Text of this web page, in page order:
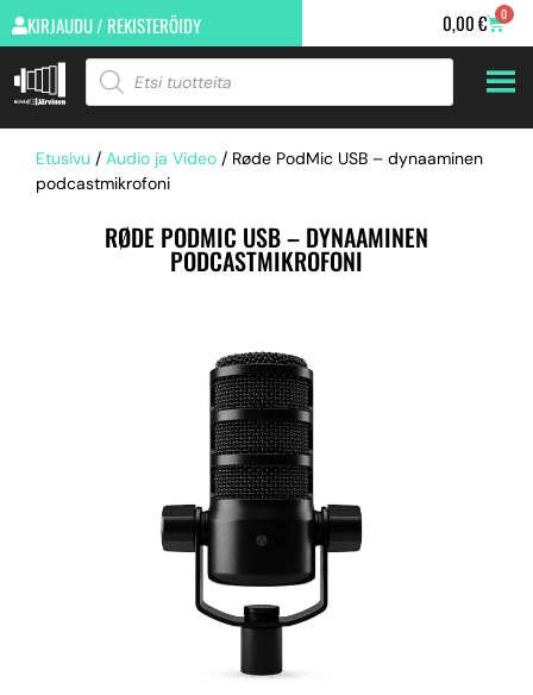
KIRJAUDU / REKISTERÖIDY 0,00€ 0
Etusivu / Audio ja Video / Røde PodMic USB – dynaaminen
podcastmikrofoni
RØDE PODMIC USB – DYNAAMINEN
PODCASTMIKROFONI